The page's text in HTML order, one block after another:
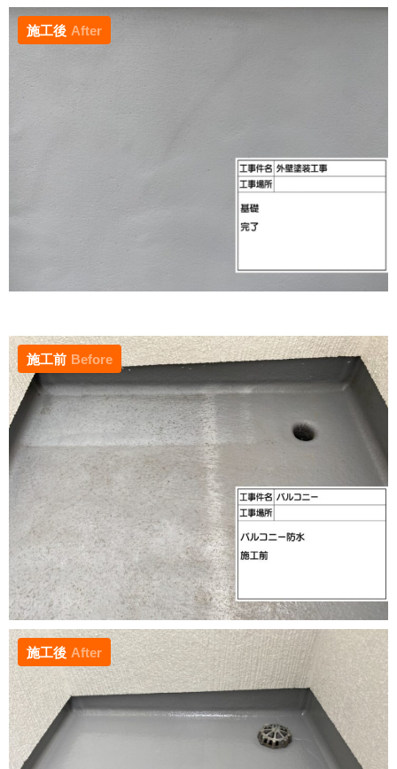
施工後 After
施工前 Before
施工後 After